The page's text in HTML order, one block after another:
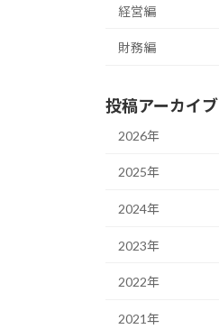
経営編
財務編
投稿アーカイブ
2026年
2025年
2024年
2023年
2022年
2021年